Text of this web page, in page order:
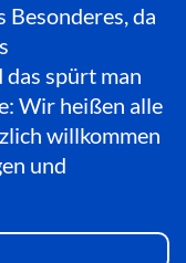
da
das spürt man
Wir heißen alle
willkommen
und